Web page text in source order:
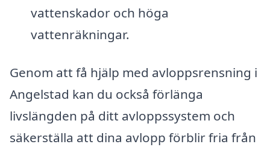
vattenskador och höga
vattenräkningar.
Genom att få hjälp med avloppsrensning i
Angelstad kan du också förlänga
livslängden på ditt avloppssystem och
säkerställa att dina avlopp förblir fria från